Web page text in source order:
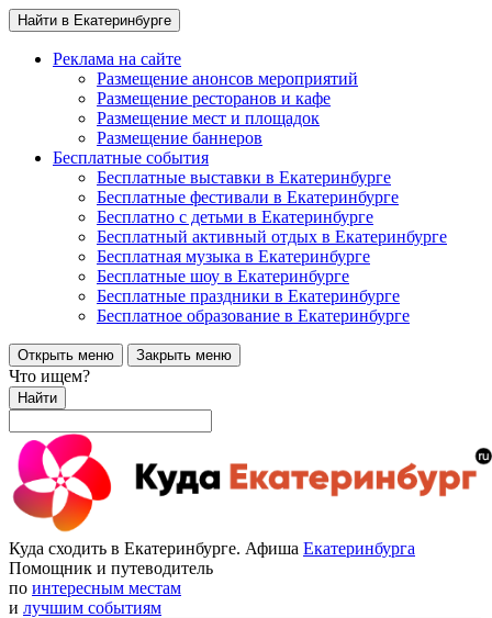
Найти в Екатеринбурге
Реклама на сайте
Размещение анонсов мероприятий
Размещение ресторанов и кафе
Размещение мест и площадок
Размещение баннеров
Бесплатные события
Бесплатные выставки в Екатеринбурге
Бесплатные фестивали в Екатеринбурге
Бесплатно с детьми в Екатеринбурге
Бесплатный активный отдых в Екатеринбурге
Бесплатная музыка в Екатеринбурге
Бесплатные шоу в Екатеринбурге
Бесплатные праздники в Екатеринбурге
Бесплатное образование в Екатеринбурге
Открыть меню Закрыть меню
Что ищем?
Найти
Куда сходить в Екатеринбурге. Афиша Екатеринбурга
Помощник и путеводитель
по интересным местам
и лучшим событиям